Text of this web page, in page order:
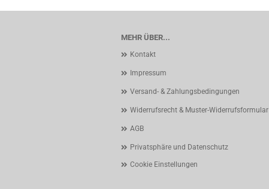
MEHR ÜBER...
Kontakt
Impressum
Versand- & Zahlungsbedingungen
Widerrufsrecht & Muster-Widerrufsformular
AGB
Privatsphäre und Datenschutz
Cookie Einstellungen